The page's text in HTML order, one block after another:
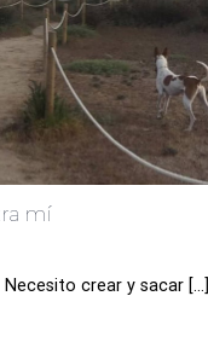
mí
crear y sacar [...]